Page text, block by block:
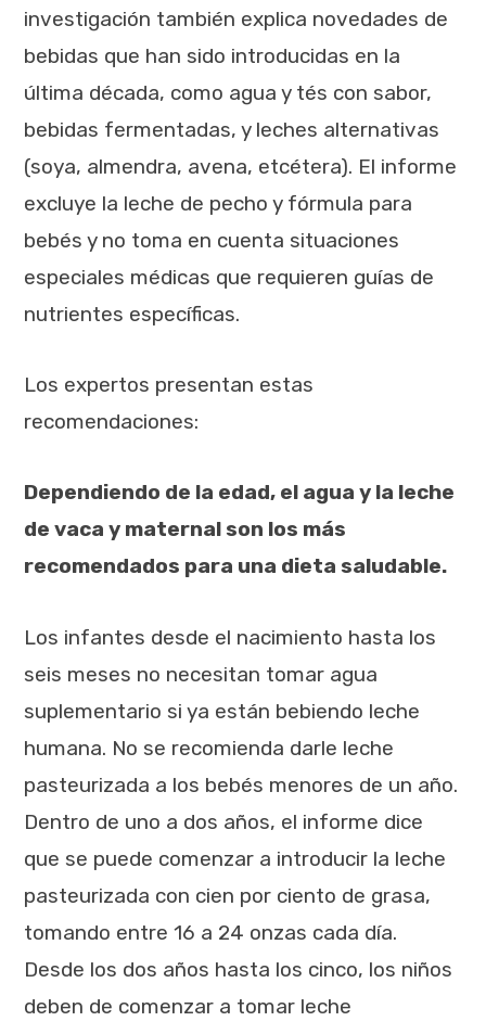
investigación también explica novedades de
bebidas que han sido introducidas en la
última década, como agua y tés con sabor,
bebidas fermentadas, y leches alternativas
(soya, almendra, avena, etcétera). El informe
excluye la leche de pecho y fórmula para
bebés y no toma en cuenta situaciones
especiales médicas que requieren guías de
nutrientes específicas.
Los expertos presentan estas
recomendaciones:
Dependiendo de la edad, el agua y la leche
de vaca y maternal son los más
recomendados para una dieta saludable.
Los infantes desde el nacimiento hasta los
seis meses no necesitan tomar agua
suplementario si ya están bebiendo leche
humana. No se recomienda darle leche
pasteurizada a los bebés menores de un año.
Dentro de uno a dos años, el informe dice
que se puede comenzar a introducir la leche
pasteurizada con cien por ciento de grasa,
tomando entre 16 a 24 onzas cada día.
Desde los dos años hasta los cinco, los niños
deben de comenzar a tomar leche